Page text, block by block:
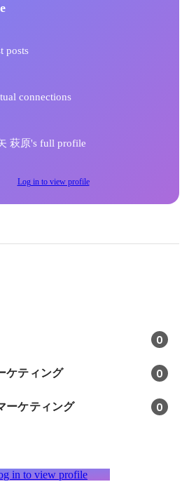
posts
connections
萩原's full profile
Log in to view profile
0
ケティング 0
ーケティング 0
in to view profile